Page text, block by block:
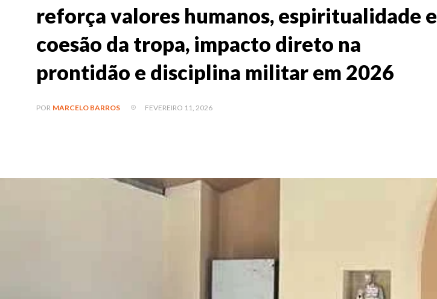
reforça valores humanos, espiritualidade e
coesão da tropa, impacto direto na
prontidão e disciplina militar em 2026
POR MARCELO BARROS FEVEREIRO 11, 2026